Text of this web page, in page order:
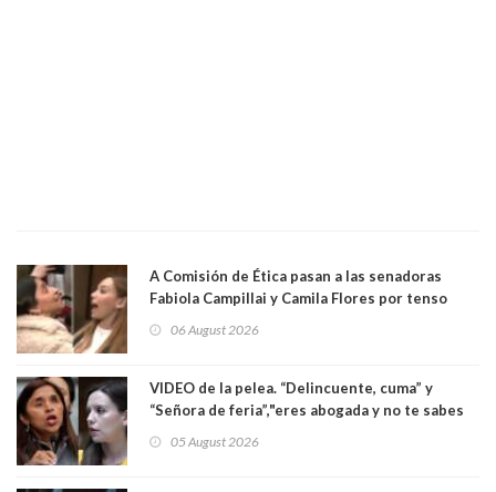
A Comisión de Ética pasan a las senadoras
Fabiola Campillai y Camila Flores por tenso
06 August 2026
VIDEO de la pelea. “Delincuente, cuma” y
“Señora de feria”,"eres abogada y no te sabes
senadoras Camila Flores y Fabiola Campillai en
05 August 2026